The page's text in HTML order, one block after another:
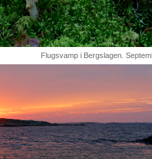
Flugsvamp i Bergslagen.